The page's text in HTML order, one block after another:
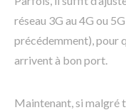
réseau 3G au 4G ou
précédemment), pour
arrivent à bon port.
Maintenant, si malgré